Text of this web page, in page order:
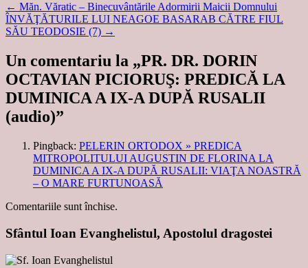
← Măn. Văratic – Binecuvântările Adormirii Maicii Domnului
ÎNVĂŢĂTURILE LUI NEAGOE BASARAB CĂTRE FIUL
SĂU TEODOSIE (7) →
Un comentariu la „PR. DR. DORIN
OCTAVIAN PICIORUŞ: PREDICĂ LA
DUMINICA A IX-A DUPĂ RUSALII
(audio)”
Pingback: PELERIN ORTODOX » PREDICA
MITROPOLITULUI AUGUSTIN DE FLORINA LA
DUMINICA A IX-A DUPĂ RUSALII: VIAŢA NOASTRĂ
– O MARE FURTUNOASĂ
Comentariile sunt închise.
Sfântul Ioan Evanghelistul, Apostolul dragostei